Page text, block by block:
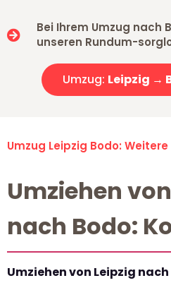
Bei Ihrem Umzug nach
unseren Rundum-
Umzug: Leipzig →
Umzug Leipzig Bodo:
Umziehen
nach Bodo:
Umziehen von Leipzig